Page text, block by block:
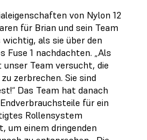
von Nylon 12
für Brian und sein Team
wichtig, als sie über den
Fuse 1 nachdachten. „Als
Team versucht, die
zerbrechen. Sie sind
Das Team hat danach
für ein
Rollensystem
um einem dringenden